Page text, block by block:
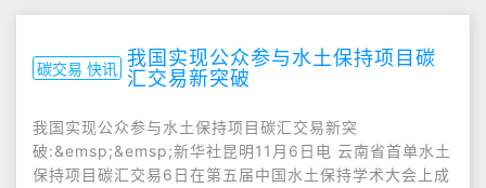
碳交易 快讯 我国实现公众参与水土保持项目碳
汇交易新突破
我国实现公众参与水土保持项目碳汇交易新突
破:&emsp;&emsp;新华社昆明11月6日电 云南省首单水土
保持项目碳汇交易6日在第五届中国水土保持学术大会上成